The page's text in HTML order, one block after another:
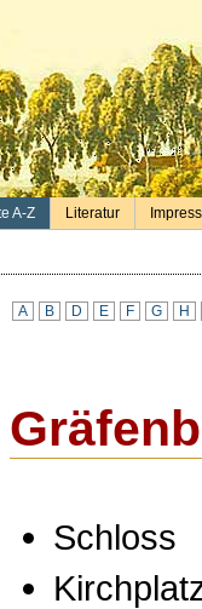
A-Z Literatur
A B D E F G H
Schloss